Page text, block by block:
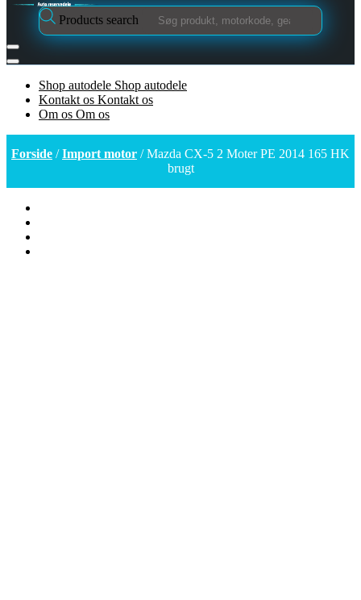
Products search
Shop autodele Shop autodele
Kontakt os Kontakt os
Om os Om os
Forside /Import motor / Mazda CX-5 2 Moter PE 2014 165 HK
brugt